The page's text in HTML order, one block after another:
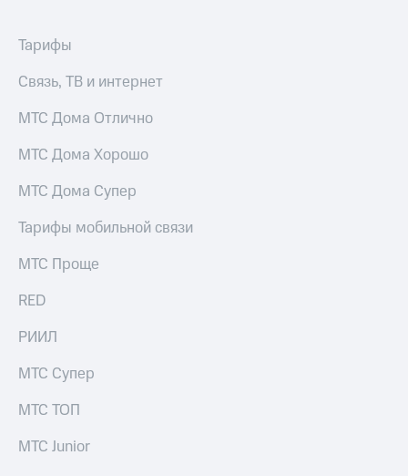
Услуги
интернет
Домашнее
со своим
номером
Поддержка
и подписки
для дома
149 ₽/
МТС
Premium
Подписка
на гигабайты
фильмы,
группа
Скидка
общие
подписки
Тарифы
Связь, ТВ и интернет
МТС Дома Отлично
МТС Дома Хорошо
МТС Дома Супер
Тарифы мобильной связи
МТС Проще
RED
РИИЛ
МТС Супер
МТС ТОП
МТС Junior